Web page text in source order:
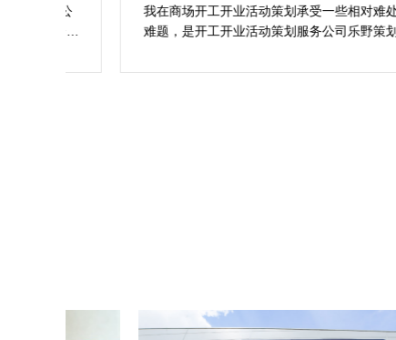
案精选
我在商场开工开业活动策划承受一些相对难处理的障碍
难题，是开工开业活动策划服务公司乐野策划帮助我完
场开工开业活动策划堪称完美，下次有计划还会选择乐